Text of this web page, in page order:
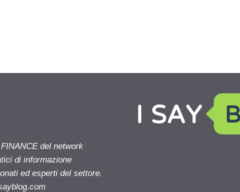
del network
di informazione
ed esperti del settore.